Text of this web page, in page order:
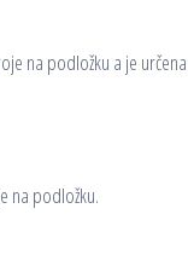
na podložku a je
na podložku.